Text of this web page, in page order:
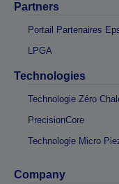
Partners
Portail Partenaires
LPGA
Technologies
Technologie Zéro
PrecisionCore
Technologie Micro
Company